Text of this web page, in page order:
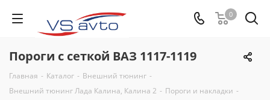
0
Пороги с сеткой ВАЗ 1117-1119
Главная - Каталог - Внешний тюнинг -
Внешний тюнинг Лада Калина, Калина 2 - Пороги и накладки -